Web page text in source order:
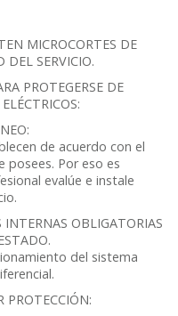
MICROCORTES DE
DEL SERVICIO.
PROTEGERSE DE
de acuerdo con el
Por eso es
evalúe e instale
INTERNAS OBLIGATORIAS
del sistema
PROTECCIÓN: